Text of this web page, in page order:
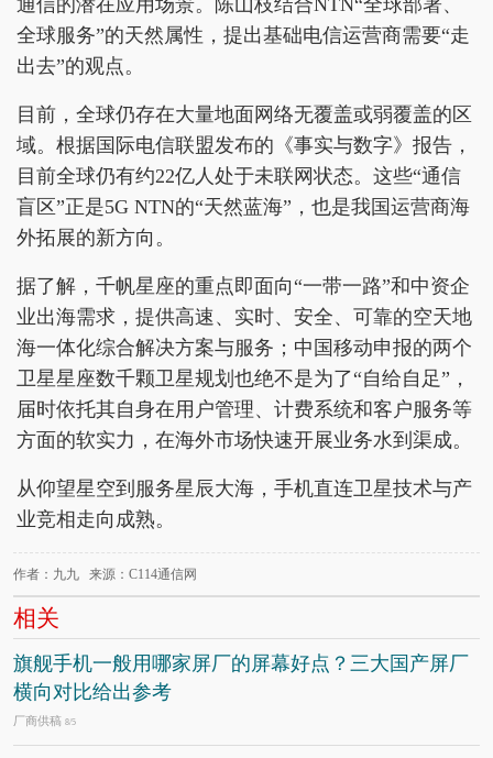
通信的潜在应用场景。陈山枝结合NTN“全球部署、
全球服务”的天然属性，提出基础电信运营商需要“走
出去”的观点。
目前，全球仍存在大量地面网络无覆盖或弱覆盖的区
域。根据国际电信联盟发布的《事实与数字》报告，
目前全球仍有约22亿人处于未联网状态。这些“通信
盲区”正是5G NTN的“天然蓝海”，也是我国运营商海
外拓展的新方向。
据了解，千帆星座的重点即面向“一带一路”和中资企
业出海需求，提供高速、实时、安全、可靠的空天地
海一体化综合解决方案与服务；中国移动申报的两个
卫星星座数千颗卫星规划也绝不是为了“自给自足”，
届时依托其自身在用户管理、计费系统和客户服务等
方面的软实力，在海外市场快速开展业务水到渠成。
从仰望星空到服务星辰大海，手机直连卫星技术与产
业竞相走向成熟。
作者：九九 来源：C114通信网
相关
旗舰手机一般用哪家屏厂的屏幕好点？三大国产屏厂
横向对比给出参考
厂商供稿 8/5